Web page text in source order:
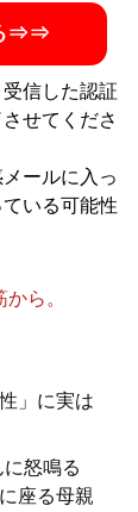
⇒⇒
信した認証
せてくださ
ールに入っ
いる可能性
ら。
」に実は
怒鳴る
座る母親